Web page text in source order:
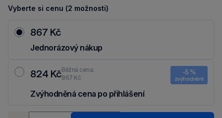
Vyberte si cenu (2 možnosti)
867 Kč
Jednorázový nákup
824 KčBěžná cena:
867 Kč
-5 %
zvýhodnění
Zvýhodněná cena po přihlášení